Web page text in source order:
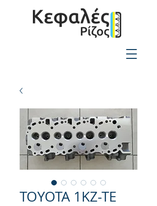
TOYOTA 1KZ-TE